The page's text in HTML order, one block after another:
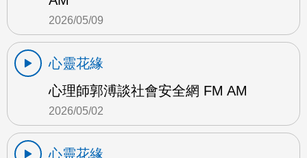
2026/05/09
心靈花緣
心理師郭溥談社會安全網 FM AM
2026/05/02
心靈花緣